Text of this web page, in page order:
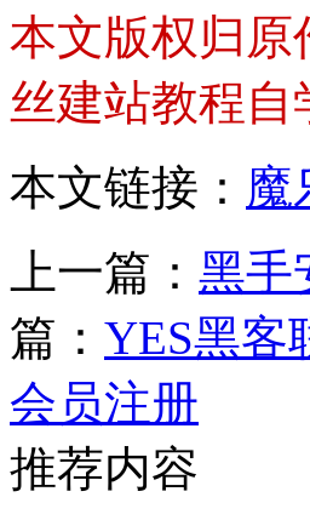
本文版权归原
丝建站教程
本文链接： 魔
上一篇： 黑手
篇： YES黑客
会员注册
推荐内容